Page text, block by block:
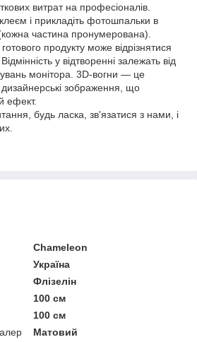
витрат на професіоналів.
і прикладіть фотошпальки в
частина пронумерована).
готового продукту може відрізнятися
у відтворенні залежать від
монітора. 3D-вогни — це
дизайнерські зображення, що
ефект.
будь ласка, зв'язатися з нами, і
Chameleon
Україна
Флізелін
100 см
100 см
Матовий